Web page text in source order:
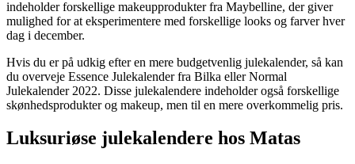
indeholder forskellige makeupprodukter fra Maybelline, der giver
mulighed for at eksperimentere med forskellige looks og farver hver
dag i december.
Hvis du er på udkig efter en mere budgetvenlig julekalender, så kan
du overveje Essence Julekalender fra Bilka eller Normal
Julekalender 2022. Disse julekalendere indeholder også forskellige
skønhedsprodukter og makeup, men til en mere overkommelig pris.
Luksuriøse julekalendere hos Matas